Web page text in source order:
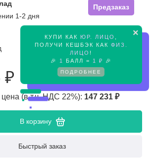
×
КУПИ КАК ЮР. ЛИЦО
ПОЛУЧИ КЕШБЭК КАК ФИЗ.
ЛИЦО !
🎉
1 БАЛЛ = 1 ₽ 🎉
ПОДРОБНЕЕ
Предзаказ
1-2 дня
Предзаказ
₽
(в т.ч. НДС 22%): 147 231 ₽
В корзину
Быстрый заказ